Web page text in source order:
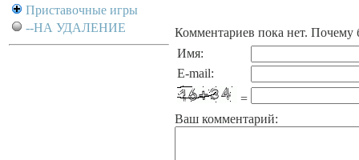
Приставочные игры
--НА УДАЛЕНИЕ
Комментариев пока нет. Почему
Имя:
E-mail:
=
Ваш комментарий: